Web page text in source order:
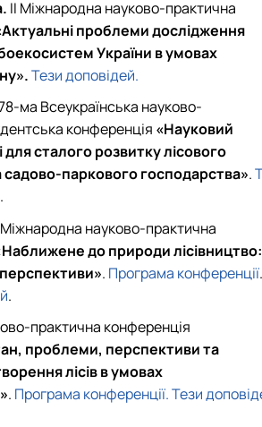
ІІ Міжнародна науково-практична
проблеми дослідження
України в умовах
Тези доповідей.
ма Всеукраїнська науково-
конференція «Науковий
сталого розвитку лісового
паркового господарства».
.
Міжнародна науково-практична
Наближене до природи лісівництво:
. Програма конференції.
.
практична конференція
проблеми, перспективи та
лісів в умовах
. Програма конференції.Тези